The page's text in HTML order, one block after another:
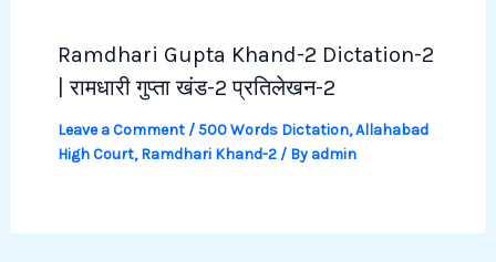
Ramdhari Gupta Khand-2 Dictation-2
| रामधारी गुप्ता खंड-2 प्रतिलेखन-2
Leave a Comment / 500 Words Dictation,Allahabad
High Court,Ramdhari Khand-2/ Byadmin